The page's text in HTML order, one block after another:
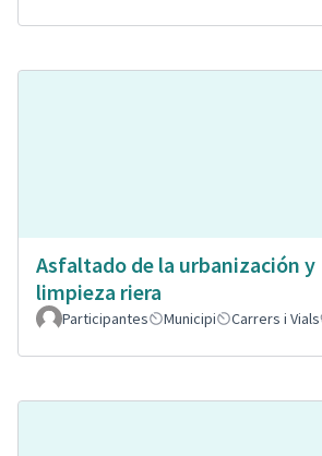
Asfaltado de la urbanización y
limpieza riera
Participantes Municipi Carrers i Vials